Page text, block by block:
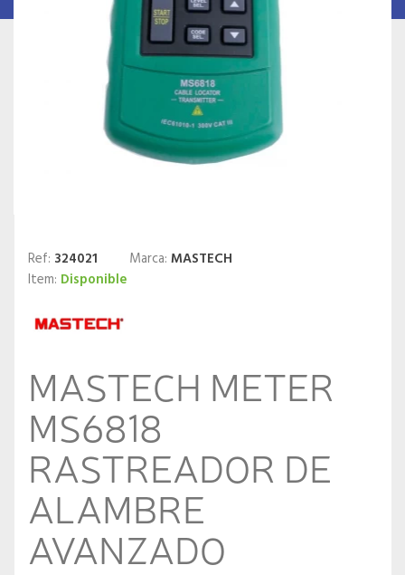
Ref: 324021 Marca: MASTECH
Item: Disponible
MASTECH METER
MS6818
RASTREADOR DE
ALAMBRE
AVANZADO